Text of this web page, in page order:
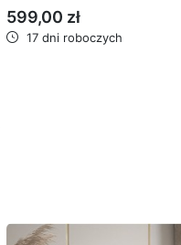
599,00 zł
17 dni roboczych